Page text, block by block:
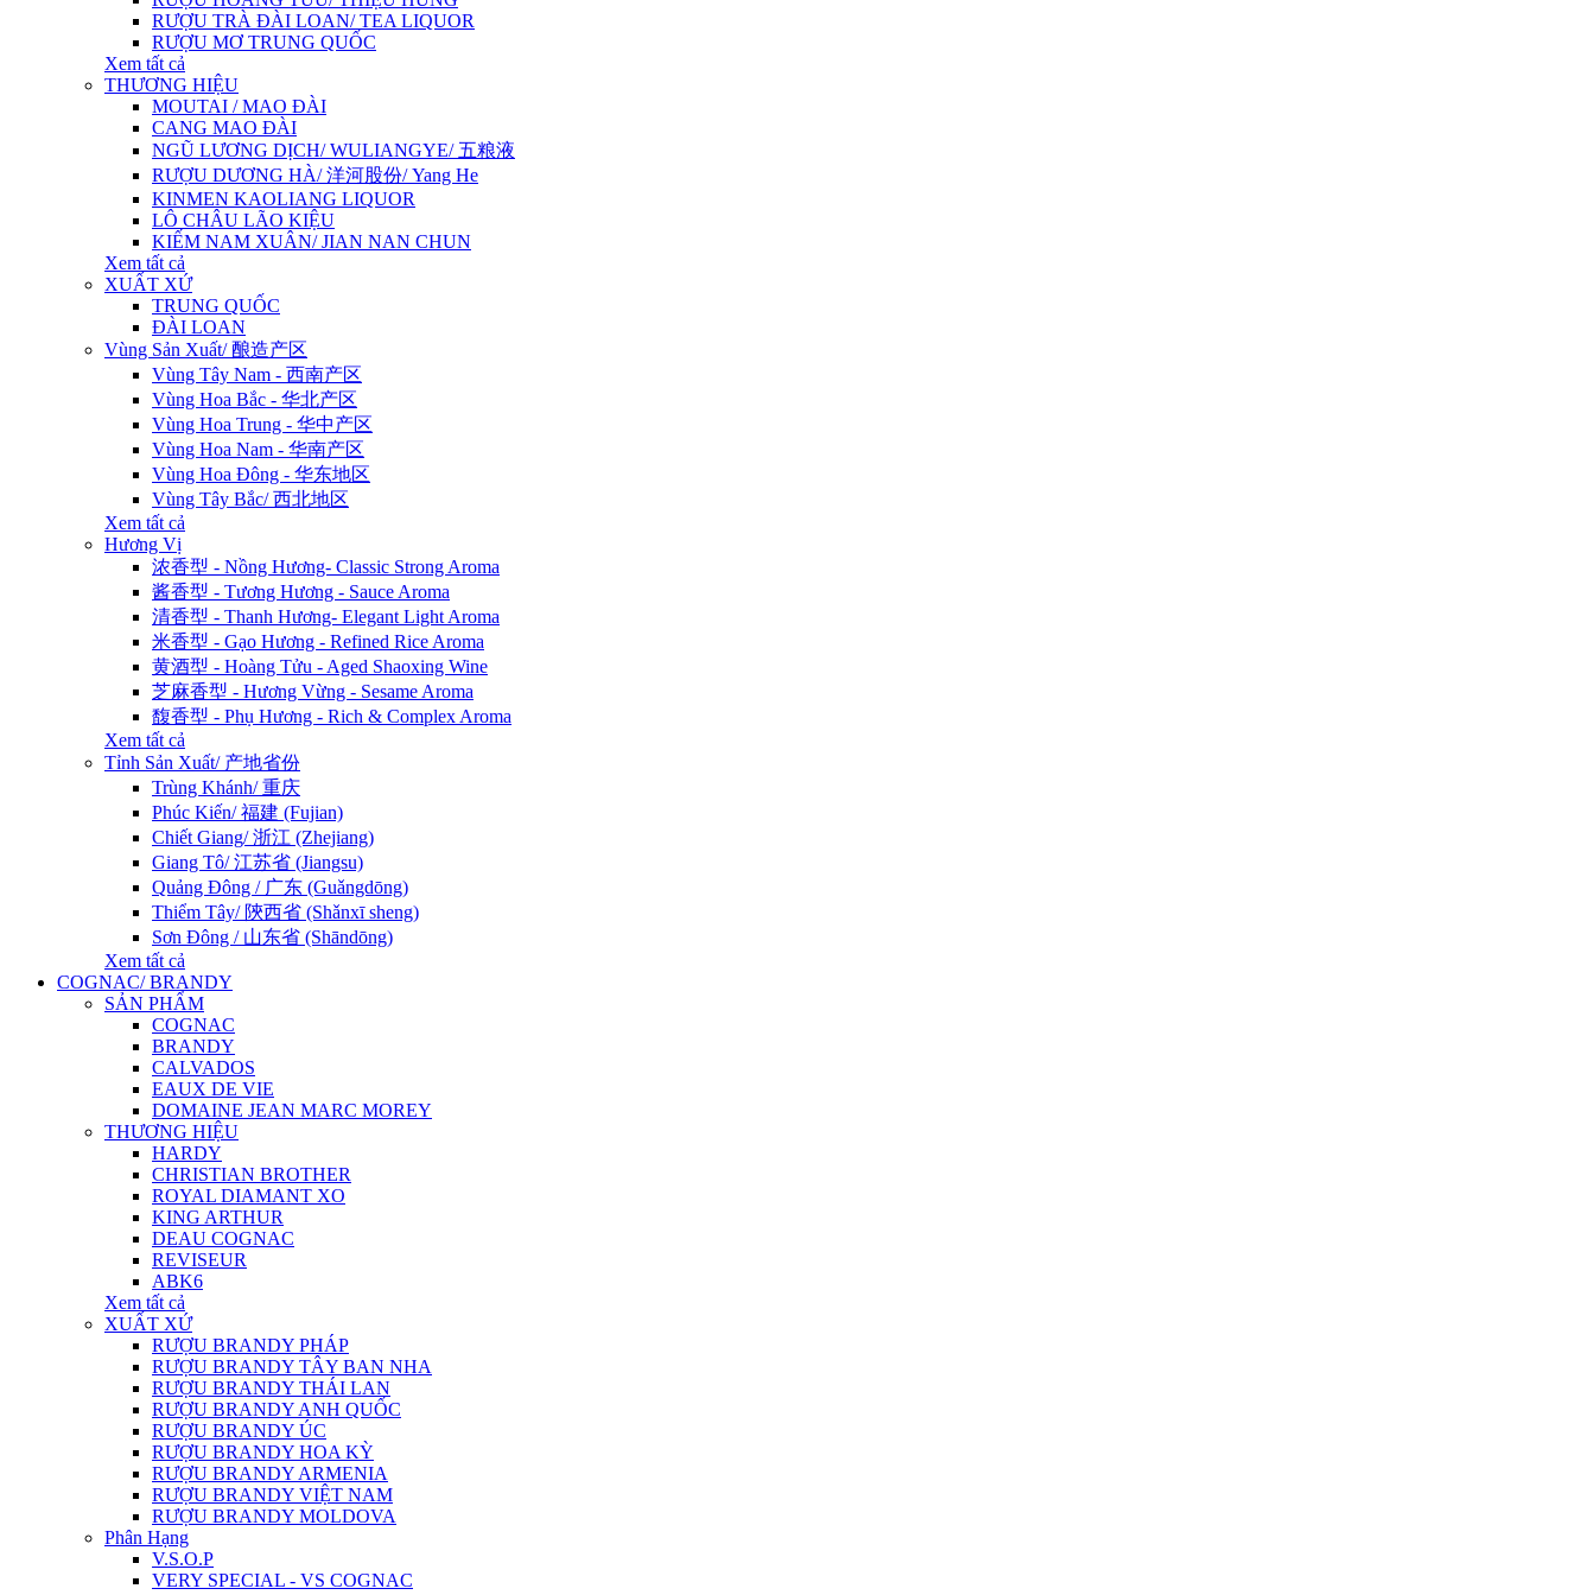
RƯỢU TRÀ ĐÀI LOAN/ TEA LIQUOR
RƯỢU MƠ TRUNG QUỐC
Xem tất cả
THƯƠNG HIỆU
MOUTAI / MAO ĐÀI
CANG MAO ĐÀI
NGŨ LƯƠNG DỊCH/ WULIANGYE/ 五粮液
RƯỢU DƯƠNG HÀ/ 洋河股份/ Yang He
KINMEN KAOLIANG LIQUOR
LÔ CHÂU LÃO KIỆU
KIẾM NAM XUÂN/ JIAN NAN CHUN
Xem tất cả
XUẤT XỨ
TRUNG QUỐC
ĐÀI LOAN
Vùng Sản Xuất/ 酿造产区
Vùng Tây Nam - 西南产区
Vùng Hoa Bắc - 华北产区
Vùng Hoa Trung - 华中产区
Vùng Hoa Nam - 华南产区
Vùng Hoa Đông - 华东地区
Vùng Tây Bắc/ 西北地区
Xem tất cả
Hương Vị
浓香型 - Nồng Hương- Classic Strong Aroma
酱香型 - Tương Hương - Sauce Aroma
清香型 - Thanh Hương- Elegant Light Aroma
米香型 - Gạo Hương - Refined Rice Aroma
黄酒型 - Hoàng Tửu - Aged Shaoxing Wine
芝麻香型 - Hương Vừng - Sesame Aroma
馥香型 - Phụ Hương - Rich & Complex Aroma
Xem tất cả
Tỉnh Sản Xuất/ 产地省份
Trùng Khánh/ 重庆
Phúc Kiến/ 福建 (Fujian)
Chiết Giang/ 浙江 (Zhejiang)
Giang Tô/ 江苏省 (Jiangsu)
Quảng Đông / 广东 (Guǎngdōng)
Thiểm Tây/ 陝西省 (Shǎnxī sheng)
Sơn Đông / 山东省 (Shāndōng)
Xem tất cả
COGNAC/ BRANDY
SẢN PHẨM
COGNAC
BRANDY
CALVADOS
EAUX DE VIE
DOMAINE JEAN MARC MOREY
THƯƠNG HIỆU
HARDY
CHRISTIAN BROTHER
ROYAL DIAMANT XO
KING ARTHUR
DEAU COGNAC
REVISEUR
ABK6
Xem tất cả
XUẤT XỨ
RƯỢU BRANDY PHÁP
RƯỢU BRANDY TÂY BAN NHA
RƯỢU BRANDY THÁI LAN
RƯỢU BRANDY ANH QUỐC
RƯỢU BRANDY ÚC
RƯỢU BRANDY HOA KỲ
RƯỢU BRANDY ARMENIA
RƯỢU BRANDY VIỆT NAM
RƯỢU BRANDY MOLDOVA
Phân Hạng
V.S.O.P
VERY SPECIAL - VS COGNAC